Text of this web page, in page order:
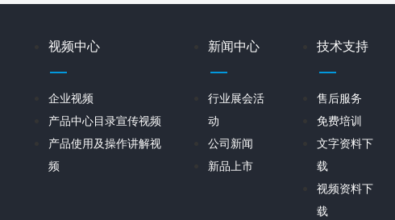
视频中心
企业视频
产品中心目录宣传视频
产品使用及操作讲解视
频
新闻中心
行业展会活
动
公司新闻
新品上市
技术支持
售后服务
免费培训
文字资料下
载
视频资料下
载